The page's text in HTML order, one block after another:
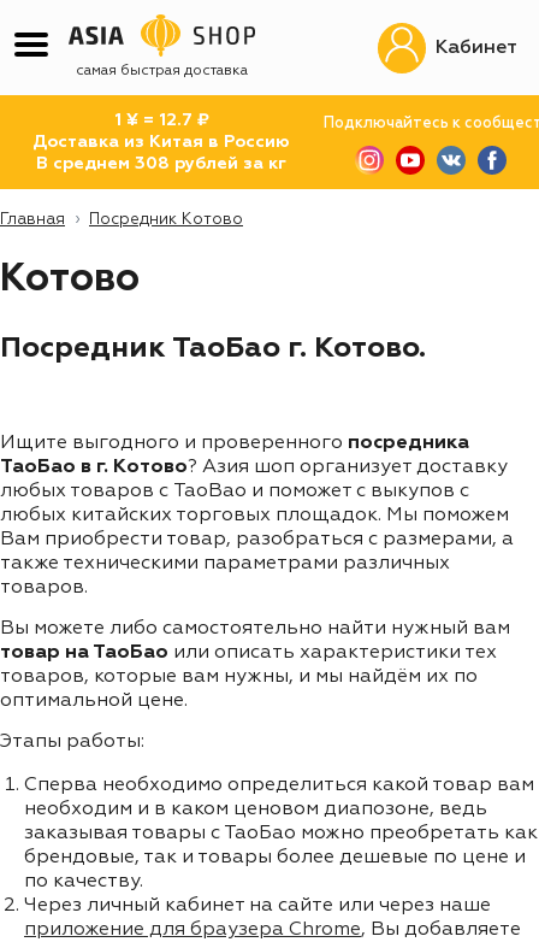
самая быстрая доставка
1 ¥ = 12.7 ₽
Доставка из Китая в Россию
В среднем 308 рублей за кг
Подключайтесь к
Кабинет
Главная Посредник Котово
Котово
Посредник ТаоБао г. Котово.
Ищите выгодного и проверенного посредника
ТаоБао в г. Котово? Азия шоп организует доставку
любых товаров с TaoBao и поможет с выкупов с
любых китайских торговых площадок. Мы поможем
Вам приобрести товар, разобраться с размерами, а
также техническими параметрами различных
товаров.
Вы можете либо самостоятельно найти нужный вам
товар на ТаоБао или описать характеристики тех
товаров, которые вам нужны, и мы найдём их по
оптимальной цене.
Этапы работы:
Сперва необходимо определиться какой товар вам
необходим и в каком ценовом диапозоне, ведь
заказывая товары с ТаоБао можно преобретать как
брендовые, так и товары более дешевые по цене и
по качеству.
Через личный кабинет на сайте или через наше
приложение для браузера Chrome, Вы добавляете